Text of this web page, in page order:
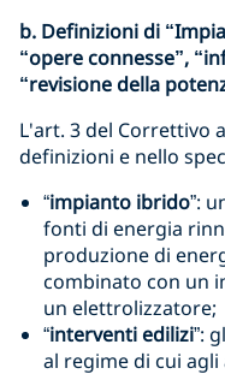
b. Definizioni di
“opere connesse”,
“revisione della
L'art. 3 del Correttivo
definizioni e nello
“impianto ibrido”:
fonti di energia
produzione di
combinato con un
un elettrolizzatore;
“interventi edilizi”:
al regime di cui agli